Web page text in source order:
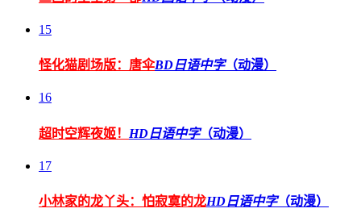
15
怪化猫剧场版：唐伞BD日语中字（动漫）
16
超时空辉夜姬！ HD日语中字（动漫）
17
小林家的龙丫头：怕寂寞的龙HD日语中字（动漫）